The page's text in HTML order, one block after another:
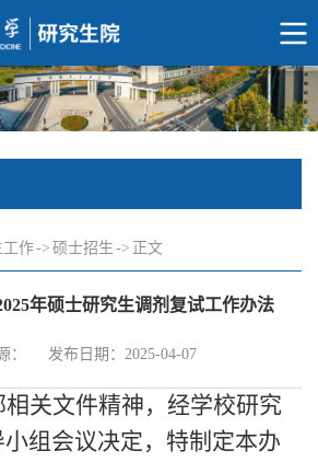
工作-> 硕士招生 -> 正文
年硕士研究生调剂复试工作办法
： 发布日期：2025-04-07
关文件精神，经学校研究
组会议决定，特制定本办